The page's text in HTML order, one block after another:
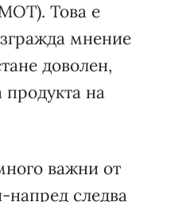
Това е
мнение
доволен,
на
важни от
напред следва